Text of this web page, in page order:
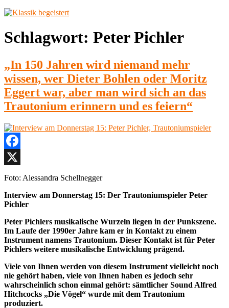
Schlagwort: Peter Pichler
„In 150 Jahren wird niemand mehr
wissen, wer Dieter Bohlen oder Moritz
Eggert war, aber man wird sich an das
Trautonium erinnern und es feiern“
Facebook
X
Foto: Alessandra Schellnegger
Interview am Donnerstag 15: Der Trautoniumspieler Peter
Pichler
Peter Pichlers musikalische Wurzeln liegen in der Punkszene.
Im Laufe der 1990er Jahre kam er in Kontakt zu einem
Instrument namens Trautonium. Dieser Kontakt ist für Peter
Pichlers weitere musikalische Entwicklung prägend.
Viele von Ihnen werden von diesem Instrument vielleicht noch
nie gehört haben, viele von Ihnen haben es jedoch sehr
wahrscheinlich schon einmal gehört: sämtlicher Sound Alfred
Hitchcocks „Die Vögel“ wurde mit dem Trautonium
produziert.